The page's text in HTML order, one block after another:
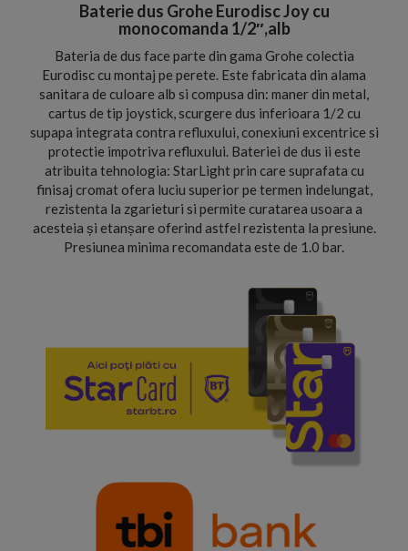
Baterie dus Grohe Eurodisc Joy cu
monocomanda 1/2″,alb
Bateria de dus face parte din gama Grohe colectia
Eurodisc cu montaj pe perete. Este fabricata din alama
sanitara de culoare alb si compusa din: maner din metal,
cartus de tip joystick, scurgere dus inferioara 1/2 cu
supapa integrata contra refluxului, conexiuni excentrice si
protectie impotriva refluxului. Bateriei de dus ii este
atribuita tehnologia: StarLight prin care suprafata cu
finisaj cromat ofera luciu superior pe termen indelungat,
rezistenta la zgarieturi si permite curatarea usoara a
acesteia și etanșare oferind astfel rezistenta la presiune.
Presiunea minima recomandata este de 1.0 bar.